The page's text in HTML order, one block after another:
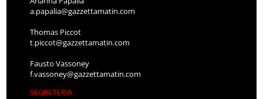
a.papalia@gazzettamatin.com
Thomas Piccot
t.piccot@gazzettamatin.com
Fausto Vassoney
f.vassoney@gazzettamatin.com
SEGRETERIA